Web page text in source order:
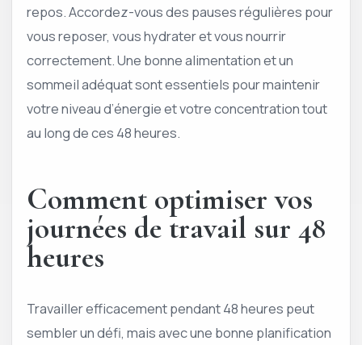
repos. Accordez-vous des pauses régulières pour
vous reposer, vous hydrater et vous nourrir
correctement. Une bonne alimentation et un
sommeil adéquat sont essentiels pour maintenir
votre niveau d’énergie et votre concentration tout
au long de ces 48 heures.
Comment optimiser vos
journées de travail sur 48
heures
Travailler efficacement pendant 48 heures peut
sembler un défi, mais avec une bonne planification